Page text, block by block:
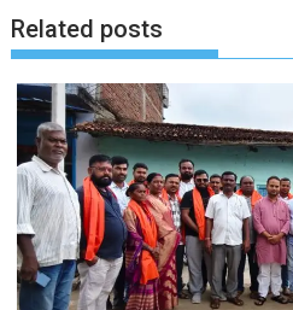
Related posts